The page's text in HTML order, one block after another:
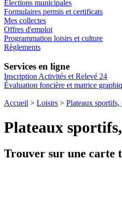
Élections municipales
Formulaires permis et certificats
Mes collectes
Offres d'emploi
Programmation loisirs et culture
Règlements
Services en ligne
Inscription Activités et Relevé 24
Évaluation foncière et matrice
Accueil > Loisirs > Plateaux sportifs,
Plateaux
Trouver sur une carte